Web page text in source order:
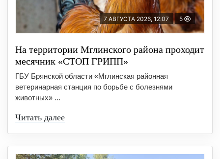
7 АВГУСТА 2026, 12:07 5
На территории Мглинского района проходит
месячник «СТОП ГРИПП»
ГБУ Брянской области «Мглинская районная
ветеринарная станция по борьбе с болезнями
животных» ...
Читать далее